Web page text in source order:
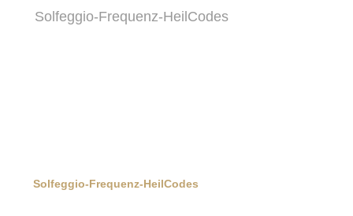
Solfeggio-Frequenz-HeilCodes
Solfeggio-Frequenz-HeilCodes